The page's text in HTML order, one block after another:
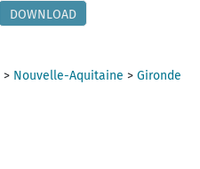
DOWNLOAD
> Nouvelle-Aquitaine >Gironde